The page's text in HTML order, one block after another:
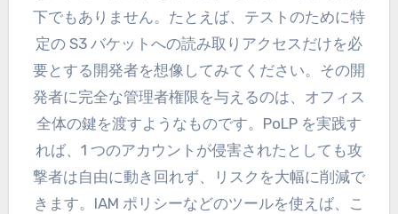
下でもありません。たとえば、テストのために特
定の S3 バケットへの読み取りアクセスだけを必
要とする開発者を想像してみてください。その開
発者に完全な管理者権限を与えるのは、オフィス
全体の鍵を渡すようなものです。PoLP を実践す
れば、1 つのアカウントが侵害されたとしても攻
撃者は自由に動き回れず、リスクを大幅に削減で
きます。IAM ポリシーなどのツールを使えば、こ